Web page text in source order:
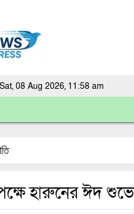
Sat, 08 Aug 2026, 11:58 am
হারুনের ঈদ